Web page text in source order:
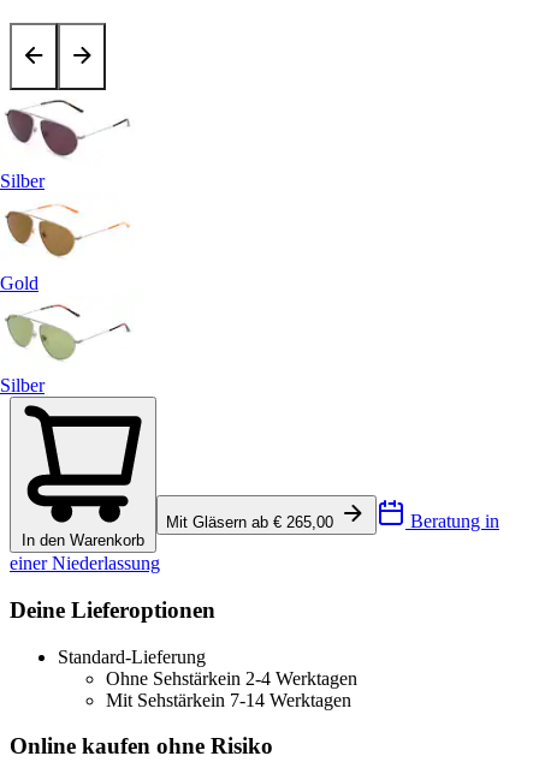
Silber
Gold
Silber
In den Warenkorb
Mit Gläsern ab € 265,00 Beratung in
einer Niederlassung
Deine Lieferoptionen
Standard-Lieferung
Ohne Sehstärkein 2-4 Werktagen
Mit Sehstärkein 7-14 Werktagen
Online kaufen ohne Risiko